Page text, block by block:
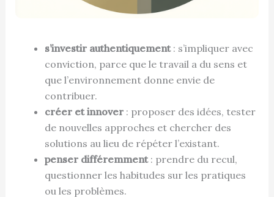
s’investir authentiquement: s’impliquer avec
conviction, parce que le travail a du sens et
que l’environnement donne envie de
contribuer.
créer et innover: proposer des idées, tester
de nouvelles approches et chercher des
solutions au lieu de répéter l’existant.
penser différemment: prendre du recul,
questionner les habitudes sur les pratiques
ou les problèmes.